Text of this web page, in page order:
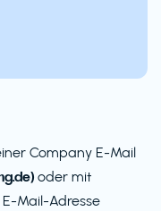
Company E-Mail
oder mit
Mail-Adresse